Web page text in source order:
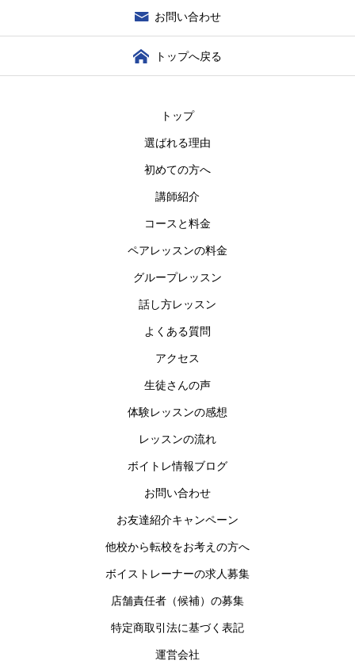
お問い合わせ
トップへ戻る
トップ
選ばれる理由
初めての方へ
講師紹介
コースと料金
ペアレッスンの料金
グループレッスン
話し方レッスン
よくある質問
アクセス
生徒さんの声
体験レッスンの感想
レッスンの流れ
ボイトレ情報ブログ
お問い合わせ
お友達紹介キャンペーン
他校から転校をお考えの方へ
ボイストレーナーの求人募集
店舗責任者（候補）の募集
特定商取引法に基づく表記
運営会社